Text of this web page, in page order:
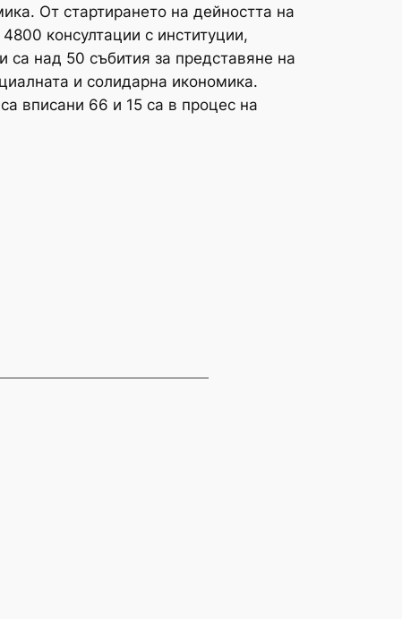
От стартирането на дейността на
консултации с институции,
над 50 събития за представяне на
и солидарна икономика.
вписани 66 и 15 са в процес на